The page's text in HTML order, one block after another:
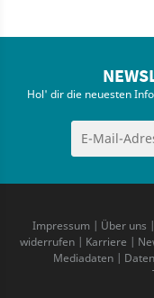
Hol' dir die neuesten
Impressum| Über uns |
widerrufen | Karriere |
Mediadaten|